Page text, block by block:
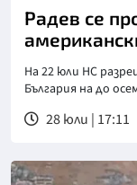
Радев се
На 22 юли НС
България на до
28 юли | 17:11